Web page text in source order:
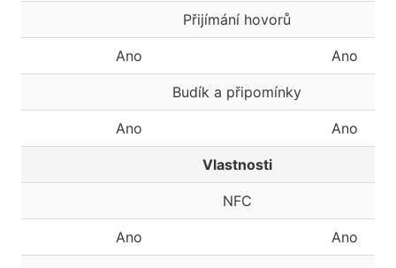
Přijímání hovorů
Ano Ano
Budík a připomínky
Ano Ano
Vlastnosti
NFC
Ano Ano